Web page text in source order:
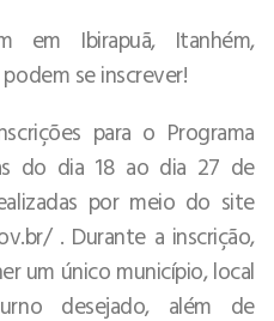
em Ibirapuã, Itanhém,
se inscrever!
para o Programa
do dia 18 ao dia 27 de
por meio do site
. Durante a inscrição,
um único município, local
desejado, além de